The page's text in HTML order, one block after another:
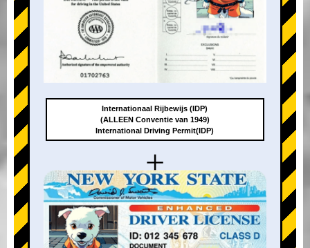
+
Internationaal Rijbewijs (IDP)
(ALLEEN Conventie van 1949)
International Driving Permit(IDP)